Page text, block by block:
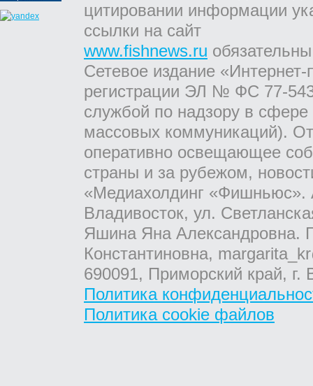
цитировании информации
ссылки на сайт
www.fishnews.ru
Сетевое издание
регистрации ЭЛ № ФС 77-
службой по надзору в
массовых коммуникаций).
оперативно освещающее
страны и за рубежом,
«Медиахолдинг «Фишньюс».
Владивосток, ул.
Яшина Яна Александровна.
Константиновна,
690091, Приморский край,
Политика
Политика cookie файлов